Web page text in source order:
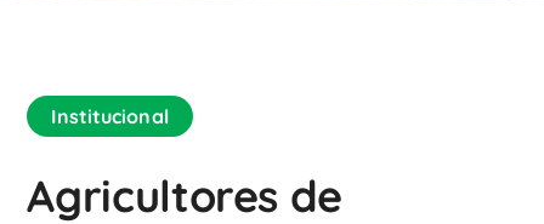
Institucional
Agricultores de